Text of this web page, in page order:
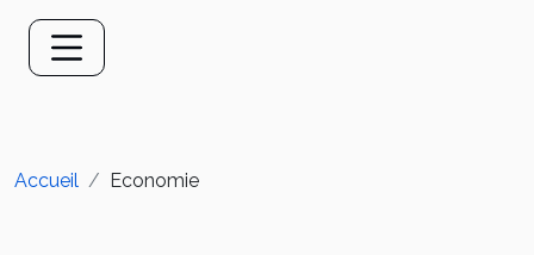
Accueil Economie